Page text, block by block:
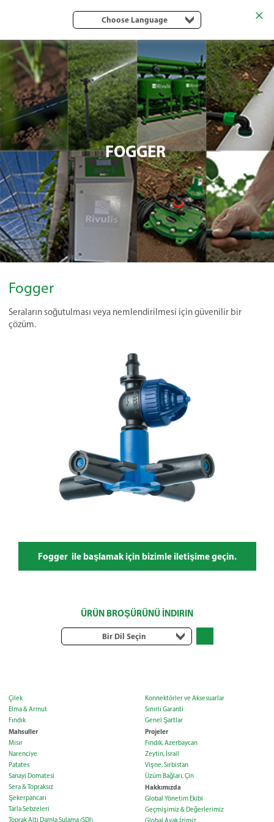
Choose Language
FOGGER
Fogger
Seraların soğutulması veya nemlendirilmesi için güvenilir bir
çözüm.
Fogger ile başlamak için bizimle iletişime geçin.
ÜRÜN BROŞÜRÜNÜ İNDIRIN
Bir Dil Seçin
Çilek
Elma & Armut
Fındık
Mahsuller
Mısır
Narenciye
Patates
Sanayi Domatesi
Sera & Topraksız
Şekerpancarı
Tarla Sebzeleri
Toprak Altı Damla Sulama (SDI)
Konnektörler ve Aksesuarlar
Sınırlı Garanti
Genel Şartlar
Projeler
Fındık, Azerbaycan
Zeytin, İsrail
Vişne, Sırbistan
Üzüm Bağları, Çin
Hakkımızda
Global Yönetim Ekibi
Geçmişimiz & Değerlerimiz